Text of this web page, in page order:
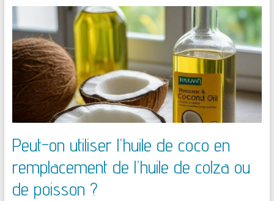
Peut-on utiliser l’huile de coco en
remplacement de l’huile de colza ou
de poisson ?